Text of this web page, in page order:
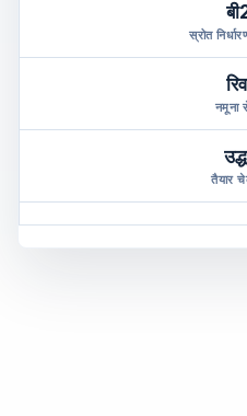
स्रोत
नमूना
तैयार